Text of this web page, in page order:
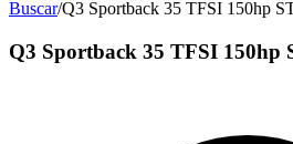
Buscar/Q3 Sportback 35 TFSI 150hp
Q3 Sportback 35 TFSI 150hp